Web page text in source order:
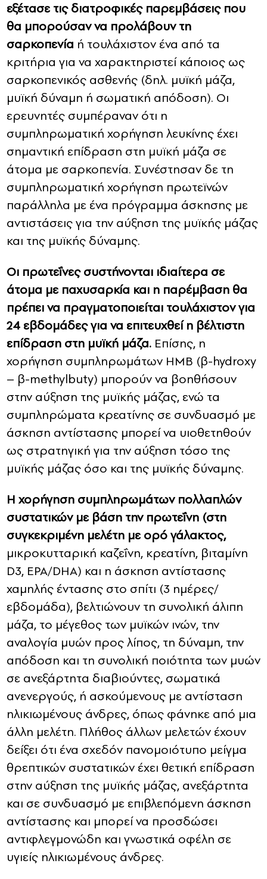
εξέτασε τις διατροφικές παρεμβάσεις που
θα μπορούσαν να προλάβουν τη
σαρκοπενία ή τουλάχιστον ένα από τα
κριτήρια για να χαρακτηριστεί κάποιος ως
σαρκοπενικός ασθενής (δηλ. μυϊκή μάζα,
μυϊκή δύναμη ή σωματική απόδοση). Οι
ερευνητές συμπέραναν ότι η
συμπληρωματική χορήγηση λευκίνης έχει
σημαντική επίδραση στη μυϊκή μάζα σε
άτομα με σαρκοπενία. Συνέστησαν δε τη
συμπληρωματική χορήγηση πρωτεϊνών
παράλληλα με ένα πρόγραμμα άσκησης με
αντιστάσεις για την αύξηση της μυϊκής μάζας
και της μυϊκής δύναμης.
Οι πρωτεΐνες συστήνονται ιδιαίτερα σε
άτομα με παχυσαρκία και η παρέμβαση θα
πρέπει να πραγματοποιείται τουλάχιστον για
24 εβδομάδες για να επιτευχθεί η βέλτιστη
επίδραση στη μυϊκή μάζα. Επίσης, η
χορήγηση συμπληρωμάτων HMB (β-hydroxy
– β-methylbuty) μπορούν να βοηθήσουν
στην αύξηση της μυϊκής μάζας, ενώ τα
συμπληρώματα κρεατίνης σε συνδυασμό με
άσκηση αντίστασης μπορεί να υιοθετηθούν
ως στρατηγική για την αύξηση τόσο της
μυϊκής μάζας όσο και της μυϊκής δύναμης.
Η χορήγηση συμπληρωμάτων πολλαπλών
συστατικών με βάση την πρωτεΐνη (στη
συγκεκριμένη μελέτη με ορό γάλακτος,
μικροκυτταρική καζεΐνη, κρεατίνη, βιταμίνη
D3, EPA/DHA) και η άσκηση αντίστασης
χαμηλής έντασης στο σπίτι (3 ημέρες/
εβδομάδα), βελτιώνουν τη συνολική άλιπη
μάζα, το μέγεθος των μυϊκών ινών, την
αναλογία μυών προς λίπος, τη δύναμη, την
απόδοση και τη συνολική ποιότητα των μυών
σε ανεξάρτητα διαβιούντες, σωματικά
ανενεργούς, ή ασκούμενους με αντίσταση
ηλικιωμένους άνδρες, όπως φάνηκε από μια
άλλη μελέτη. Πλήθος άλλων μελετών έχουν
δείξει ότι ένα σχεδόν πανομοιότυπο μείγμα
θρεπτικών συστατικών έχει θετική επίδραση
στην αύξηση της μυϊκής μάζας, ανεξάρτητα
και σε συνδυασμό με επιβλεπόμενη άσκηση
αντίστασης και μπορεί να προσδώσει
αντιφλεγμονώδη και γνωστικά οφέλη σε
υγιείς ηλικιωμένους άνδρες.